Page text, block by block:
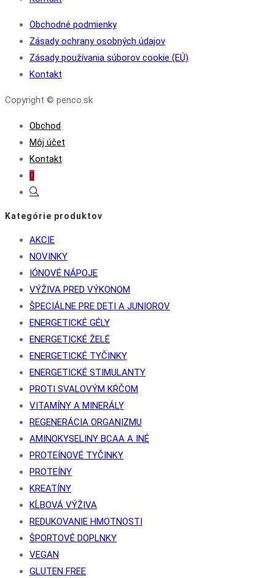
Obchodné podmienky
Zásady ochrany osobných údajov
Zásady používania súborov cookie (EÚ)
Kontakt
Copyright © penco.sk
Obchod
Môj účet
Kontakt
0
Toggle
search
Kategórie produktov
AKCIE
NOVINKY
IÓNOVÉ NÁPOJE
VÝŽIVA PRED VÝKONOM
ŠPECIÁLNE PRE DETI A JUNIOROV
ENERGETICKÉ GÉLY
ENERGETICKÉ ŽELÉ
ENERGETICKÉ TYČINKY
ENERGETICKÉ STIMULANTY
PROTI SVALOVÝM KŔČOM
VITAMÍNY A MINERÁLY
REGENERÁCIA ORGANIZMU
AMINOKYSELINY BCAA A INÉ
PROTEÍNOVÉ TYČINKY
PROTEÍNY
KREATÍNY
KĹBOVÁ VÝŽIVA
REDUKOVANIE HMOTNOSTI
ŠPORTOVÉ DOPLNKY
VEGAN
GLUTEN FREE